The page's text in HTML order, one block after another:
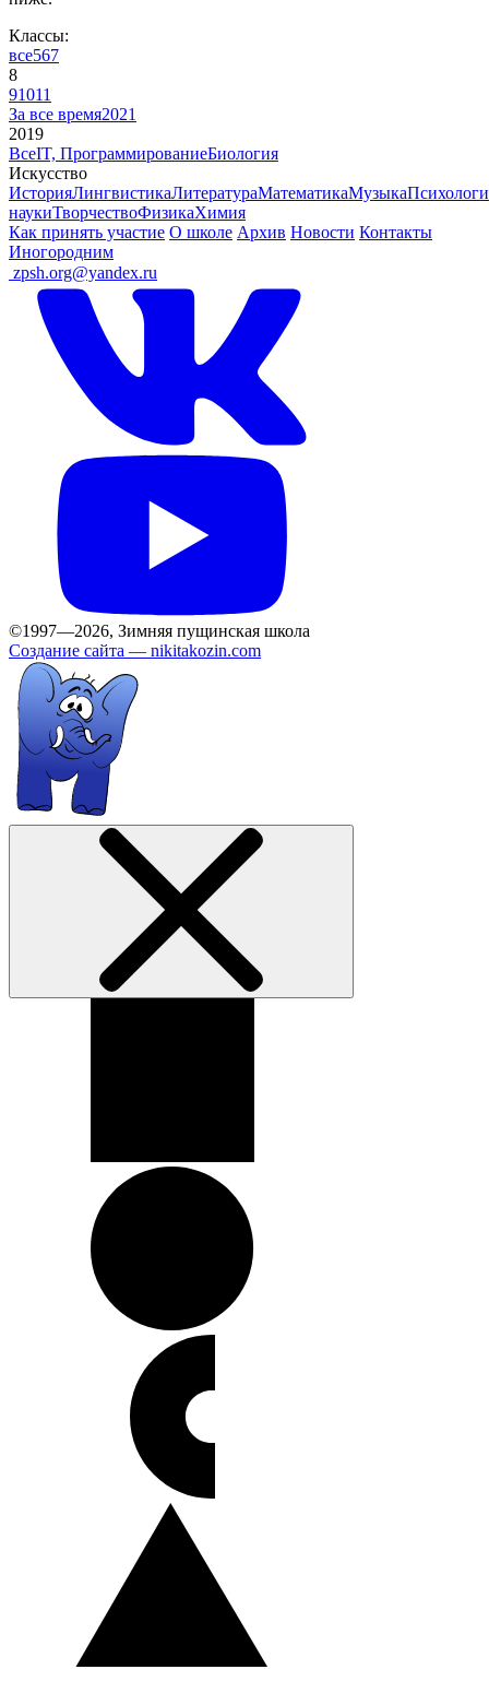
Классы:
все567
8
91011
За все время2021
2019
ВсеIT, ПрограммированиеБиология
Искусство
ИсторияЛингвистикаЛитератураМатематикаМузыка
наукиТворчествоФизикаХимия
Как принять участие О школе Архив Новости Контакты
Иногородним
zpsh.org@yandex.ru
©1997—2026, Зимняя пущинская школа
Создание сайта — nikitakozin.com